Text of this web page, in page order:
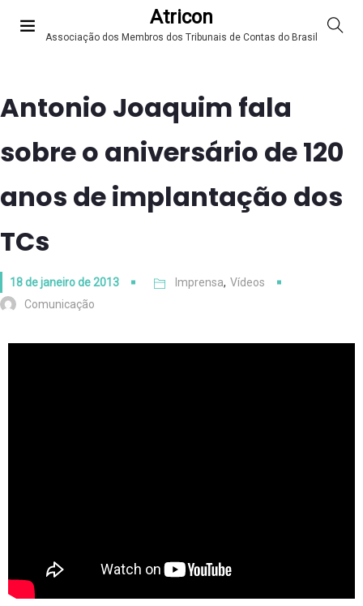
Atricon
Associação dos Membros dos Tribunais de Contas do Brasil
Antonio Joaquim fala
sobre o aniversário de 120
anos de implantação dos
TCs
18 de janeiro de 2013 Imprensa, Vídeos
Comunicação